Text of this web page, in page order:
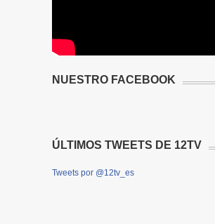
NUESTRO FACEBOOK
ÚLTIMOS TWEETS DE 12TV
Tweets por @12tv_es